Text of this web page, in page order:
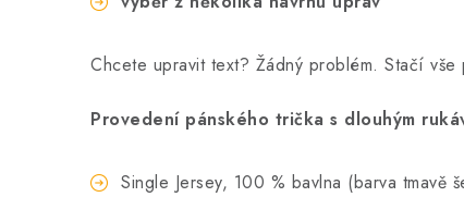
Chcete upravit text? Žádný problém. Stačí
Provedení pánského trička s dlouhým
Single Jersey, 100 % bavlna (barva tmavě